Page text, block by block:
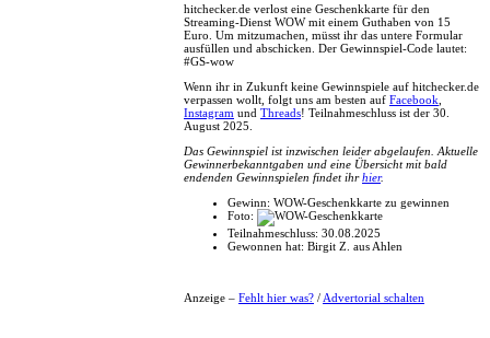
hitchecker.de verlost eine Geschenkkarte für den
Streaming-Dienst WOW mit einem Guthaben von 15
Euro. Um mitzumachen, müsst ihr das untere Formular
ausfüllen und abschicken. Der Gewinnspiel-Code lautet:
#GS-wow
Wenn ihr in Zukunft keine Gewinnspiele auf hitchecker.de
verpassen wollt, folgt uns am besten auf Facebook
Instagram und Threads! Teilnahmeschluss ist der 30.
August 2025.
Das Gewinnspiel ist inzwischen leider abgelaufen. Aktuelle
Gewinnerbekanntgaben und eine Übersicht mit bald
endenden Gewinnspielen findet ihrhier.
Gewinn: WOW-Geschenkkarte zu gewinnen
Foto:
Teilnahmeschluss: 30.08.2025
Gewonnen hat: Birgit Z. aus Ahlen
Anzeige – Fehlt hier was? / Advertorial schalten